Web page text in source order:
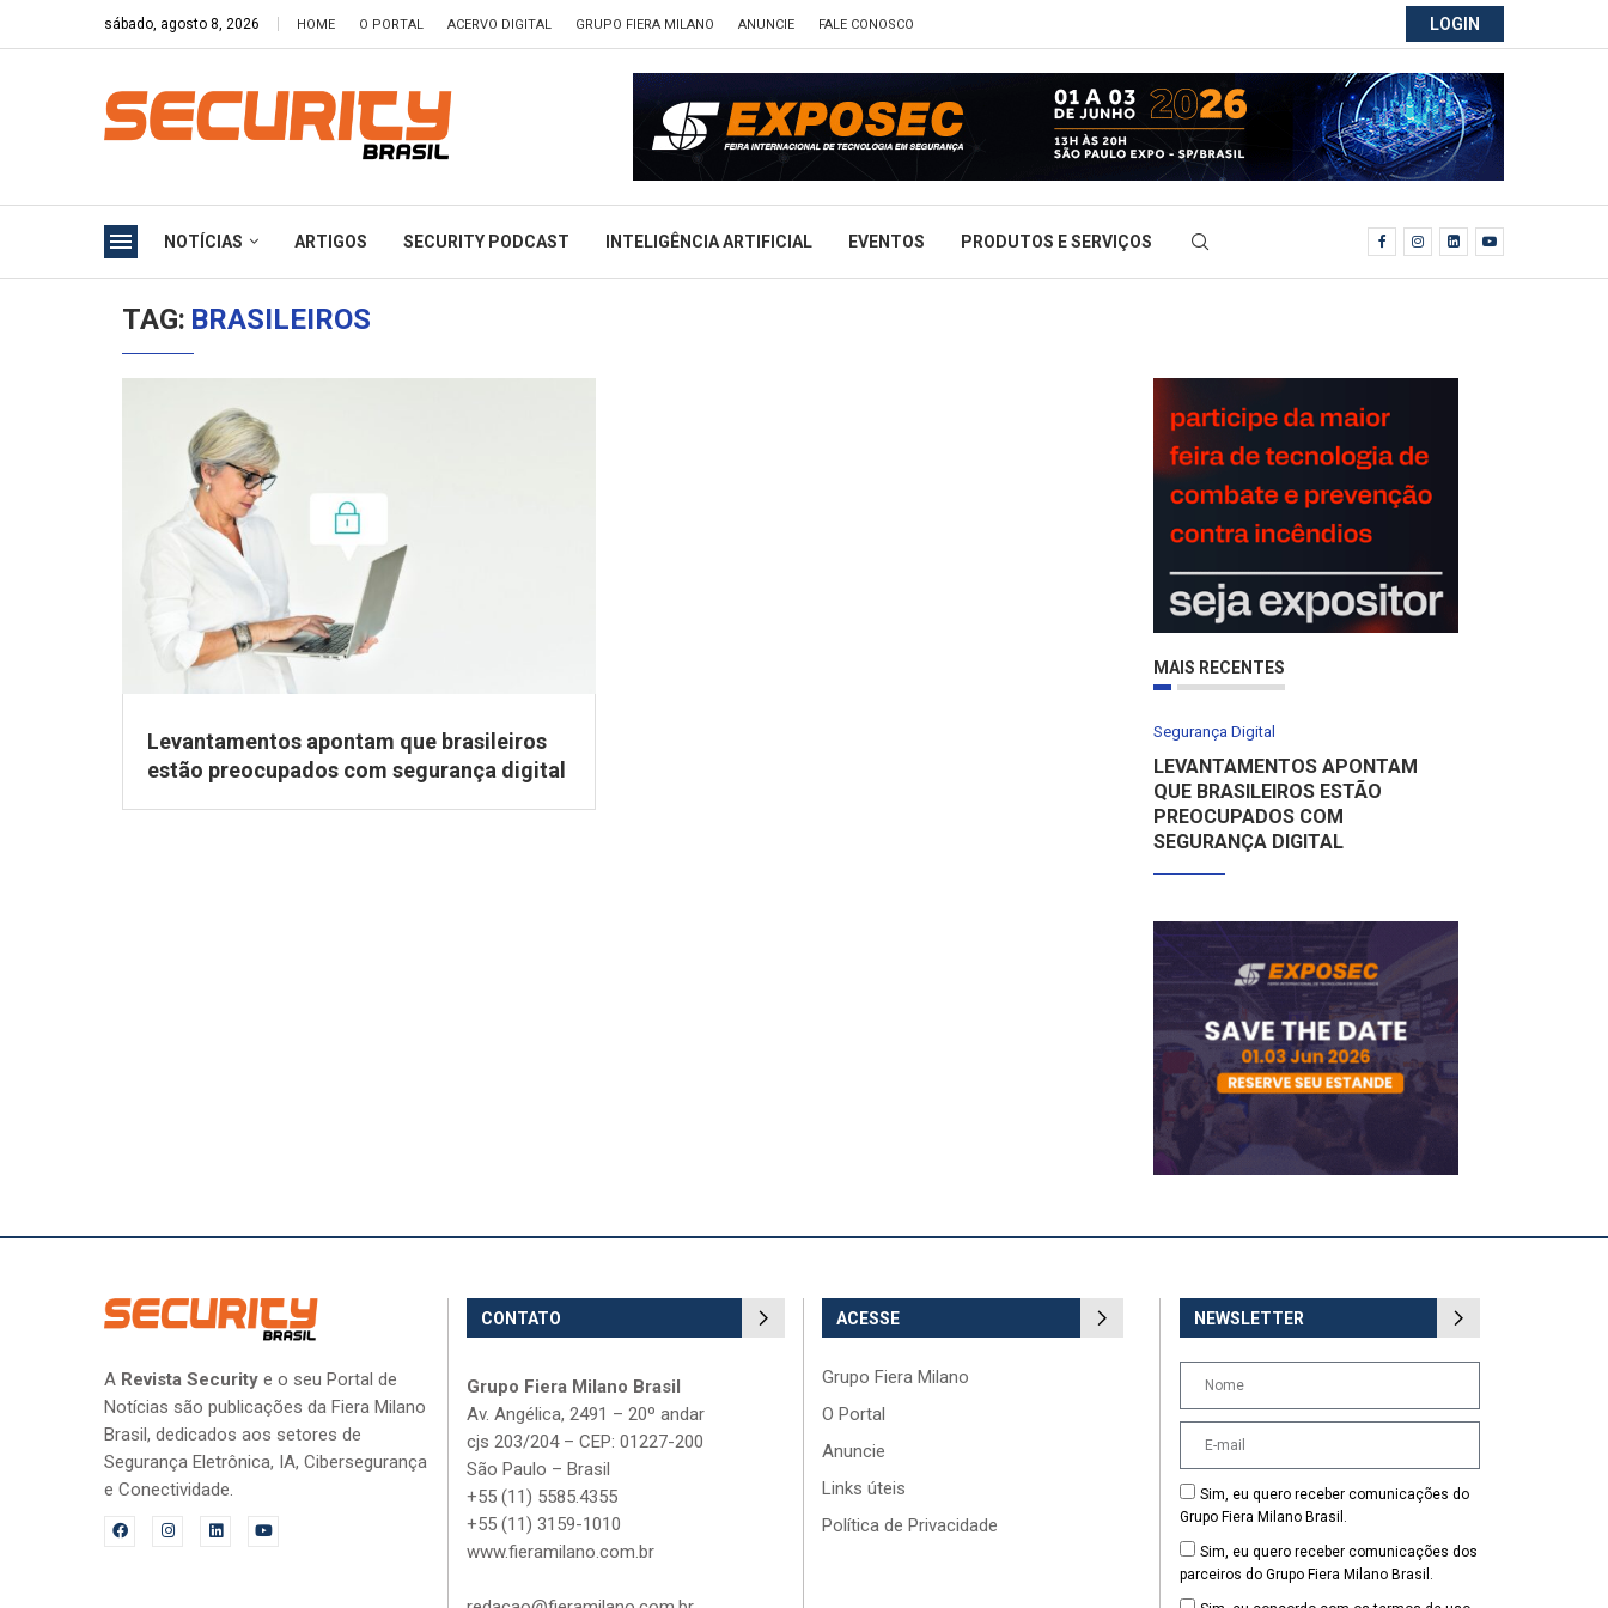
sábado, agosto 8, 2026 HOME O PORTAL ACERVO DIGITAL GRUPO FIERA MILANO ANUNCIE FALE CONOSCO LOGIN
NOTÍCIAS ARTIGOS SECURITY PODCAST INTELIGÊNCIA ARTIFICIAL EVENTOS PRODUTOS E SERVIÇOS
TAG: BRASILEIROS
Levantamentos apontam que brasileiros
estão preocupados com segurança digital
MAIS RECENTES
Segurança Digital
LEVANTAMENTOS APONTAM
QUE BRASILEIROS ESTÃO
PREOCUPADOS COM
SEGURANÇA DIGITAL
A Revista Security e o seu Portal de
Notícias são publicações da Fiera Milano
Brasil, dedicados aos setores de
Segurança Eletrônica, IA, Cibersegurança
e Conectividade.
CONTATO
Grupo Fiera Milano Brasil
Av. Angélica, 2491 – 20º andar
cjs 203/204 – CEP: 01227-200
São Paulo – Brasil
+55 (11) 5585.4355
+55 (11) 3159-1010
www.fieramilano.com.br
ACESSE
Grupo Fiera Milano
O Portal
Anuncie
Links úteis
Política de Privacidade
NEWSLETTER
Sim, eu quero receber comunicações do
Grupo Fiera Milano Brasil.
Sim, eu quero receber comunicações dos
parceiros do Grupo Fiera Milano Brasil.